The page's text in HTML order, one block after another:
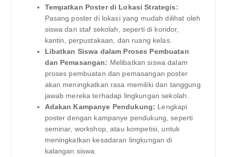
Tempatkan Poster di Lokasi Strategis:
Pasang poster di lokasi yang mudah dilihat oleh
siswa dan staf sekolah, seperti di koridor,
kantin, perpustakaan, dan ruang kelas.
Libatkan Siswa dalam Proses Pembuatan
dan Pemasangan: Melibatkan siswa dalam
proses pembuatan dan pemasangan poster
akan meningkatkan rasa memiliki dan tanggung
jawab mereka terhadap lingkungan sekolah.
Adakan Kampanye Pendukung: Lengkapi
poster dengan kampanye pendukung, seperti
seminar, workshop, atau kompetisi, untuk
meningkatkan kesadaran lingkungan di
kalangan siswa.